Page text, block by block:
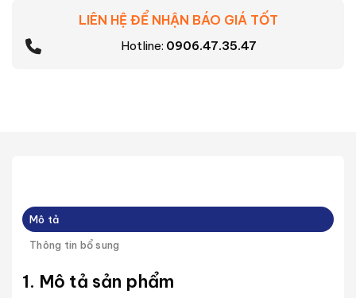
LIÊN HỆ ĐỂ NHẬN BÁO GIÁ TỐT
Hotline: 0906.47.35.47
Mô tả
Thông tin bổ sung
1. Mô tả sản phẩm